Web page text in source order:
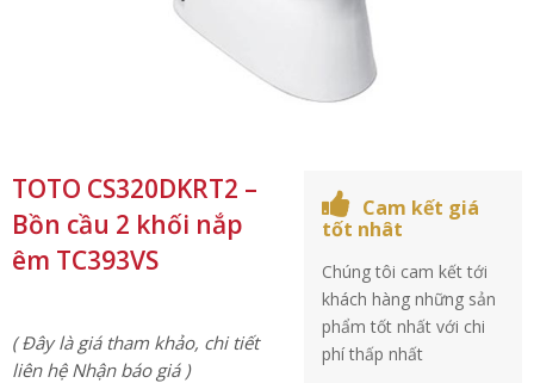
TOTO CS320DKRT2 –
Bồn cầu 2 khối nắp
êm TC393VS
( Đây là giá tham khảo, chi tiết
liên hệ Nhận báo giá )
Cam kết giá
tốt nhât
Chúng tôi cam kết tới
khách hàng những sản
phẩm tốt nhất với chi
phí thấp nhất